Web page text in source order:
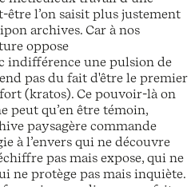
l’on saisit plus justement
archives. Car à nos
oppose
indifférence une pulsion de
pas du fait d'être le premier
(kratos). Ce pouvoir-là on
peut qu’en être témoin,
paysagère commande
à l’envers qui ne découvre
pas mais expose, qui ne
ne protège pas mais inquiète.